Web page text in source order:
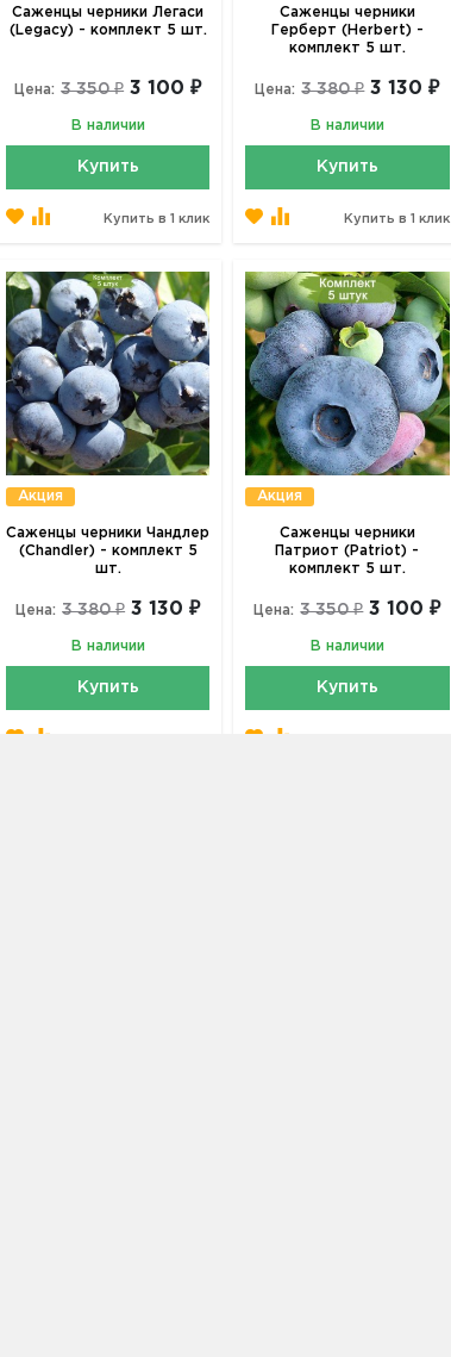
Саженцы черники Легаси
(Legacy) - комплект 5 шт.
Цена: 3 350 ₽ 3 100 ₽
В наличии
Купить
Купить в 1 клик
Саженцы черники
Герберт (Herbert) -
комплект 5 шт.
Цена: 3 380 ₽ 3 130 ₽
В наличии
Купить
Купить в 1 клик
Акция
Саженцы черники Чандлер
(Chandler) - комплект 5
шт.
Цена: 3 380 ₽ 3 130 ₽
В наличии
Купить
Акция
Саженцы черники
Патриот (Patriot) -
комплект 5 шт.
Цена: 3 350 ₽ 3 100 ₽
В наличии
Купить